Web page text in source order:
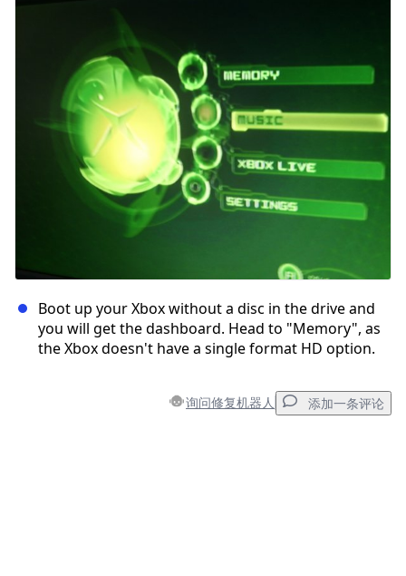
Boot up your Xbox without a disc in the drive and
you will get the dashboard. Head to "Memory", as
the Xbox doesn't have a single format HD option.
询问修复机器人 添加一条评论